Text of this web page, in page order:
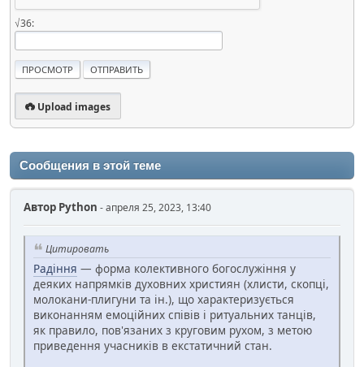
√36:
Upload images
Сообщения в этой теме
Автор Python - апреля 25, 2023, 13:40
Цитировать
Радіння — форма колективного богослужіння у
деяких напрямків духовних християн (хлисти, скопці,
молокани-плигуни та ін.), що характеризується
виконанням емоційних співів і ритуальних танців,
як правило, пов'язаних з круговим рухом, з метою
приведення учасників в екстатичний стан.